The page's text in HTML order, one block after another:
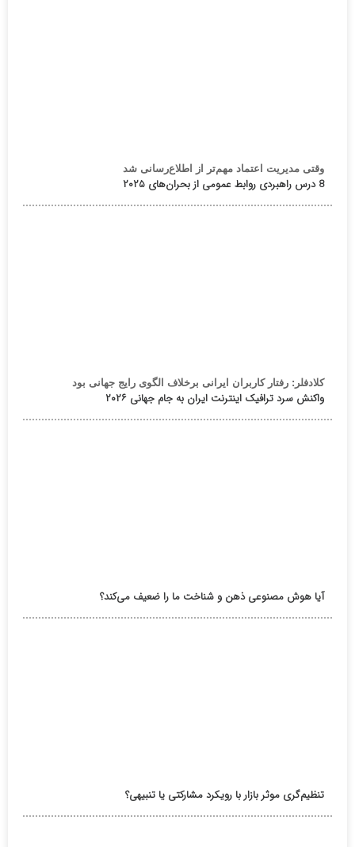
وقتی مدیریت اعتماد مهم‌تر از اطلاع‌رسانی شد
8 درس راهبردی روابط عمومی از بحران‌های ۲۰۲۵
کلادفلر: رفتار کاربران ایرانی برخلاف الگوی رایج جهانی بود
واکنش سرد ترافیک اینترنت ایران به جام جهانی ۲۰۲۶
آیا هوش مصنوعی ذهن و شناخت ما را ضعیف می‌کند؟
تنظیم‌گری موثر بازار با رویکرد مشارکتی یا تنبیهی؟